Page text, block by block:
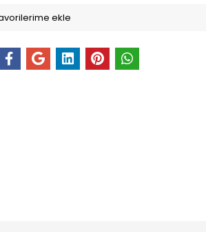
ekle